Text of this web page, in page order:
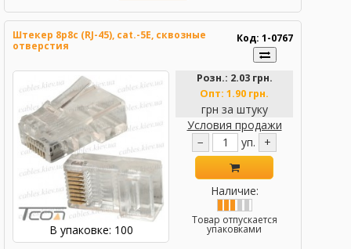
Штекер 8р8с (RJ-45), cat.-5E, сквозные
отверстия
Код: 1-0767
В упаковке: 100
Розн.: 2.03 грн.
Опт: 1.90 грн.
грн за штуку
Условия продажи
−
уп. +
Наличие:
Товар отпускается
упаковками